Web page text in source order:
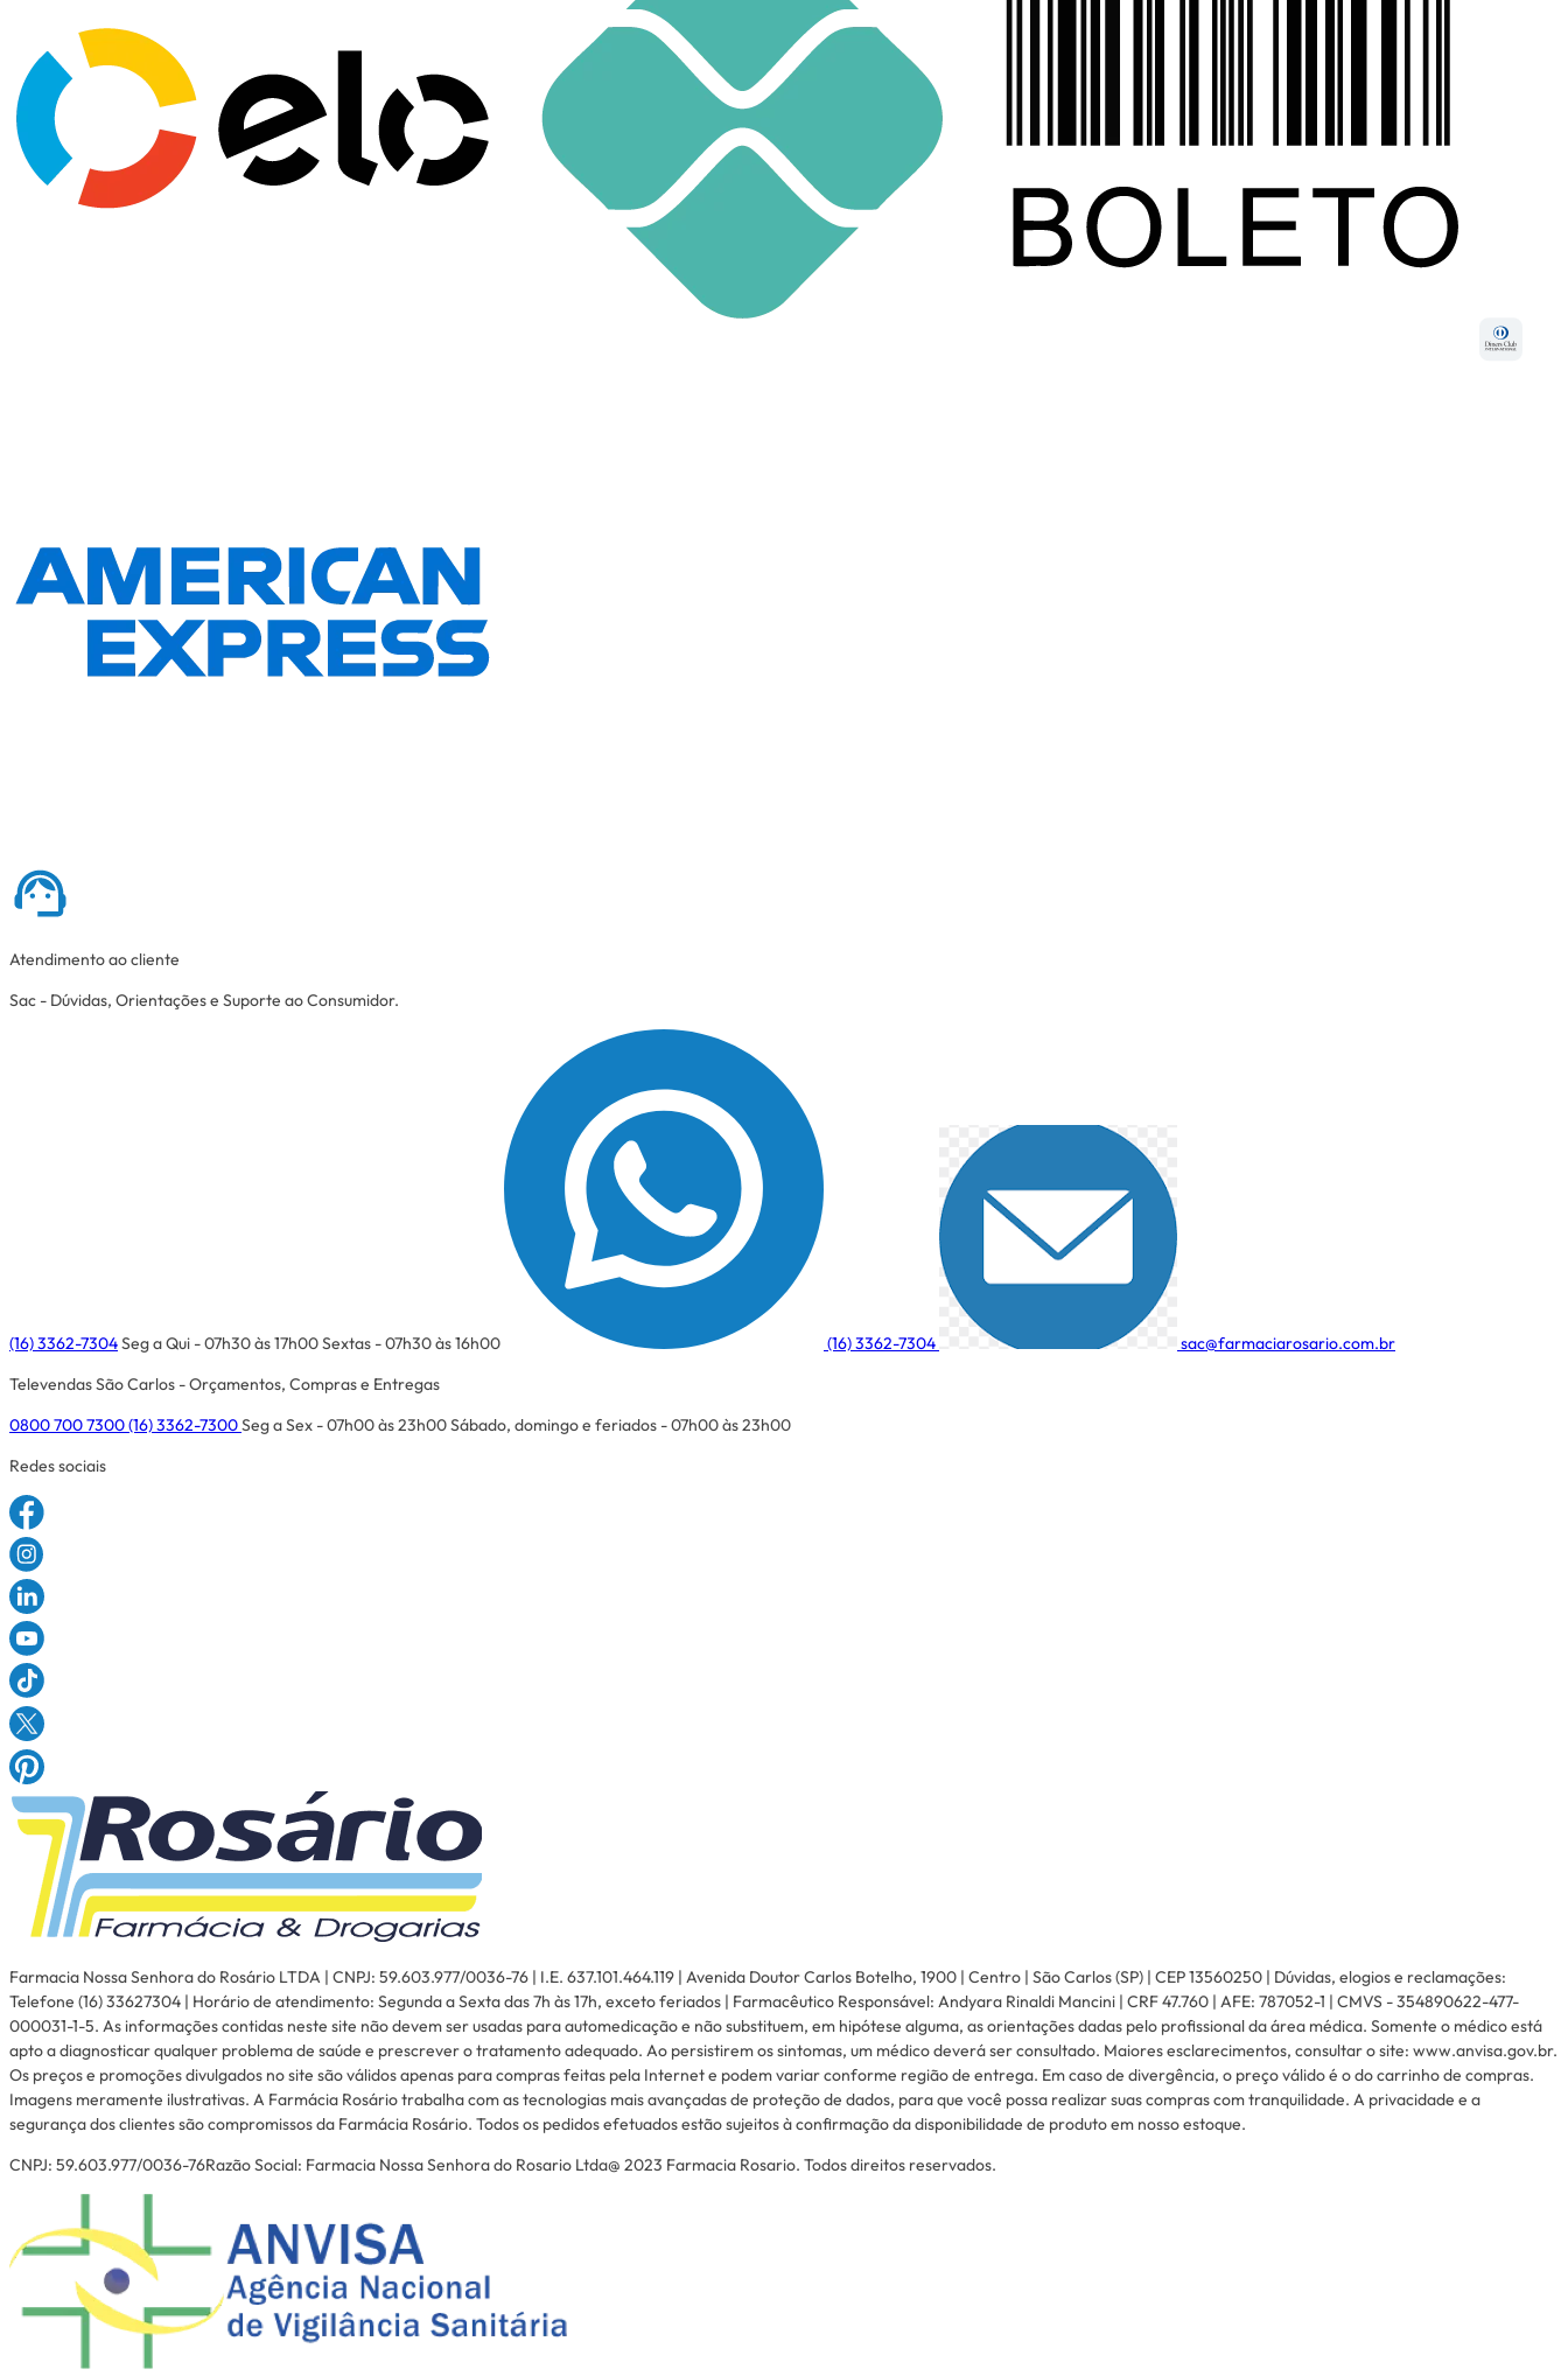
Atendimento ao cliente
Sac - Dúvidas, Orientações e Suporte ao Consumidor.
(16) 3362-7304Seg a Qui - 07h30 às 17h00Sextas - 07h30 às 16h00 (16) 3362-7304
sac@farmaciarosario.com.br
Televendas São Carlos - Orçamentos, Compras e Entregas
0800 700 7300(16) 3362-7300Seg a Sex - 07h00 às 23h00Sábado, domingo e feriados - 07h00 às 23h00
Redes sociais
Farmacia Nossa Senhora do Rosário LTDA | CNPJ: 59.603.977/0036-76 | I.E. 637.101.464.119 | Avenida Doutor Carlos Botelho, 1900 | Centro | São Carlos (SP) | CEP 13560250 | Dúvidas, elogios e reclamações:
Telefone (16) 33627304 | Horário de atendimento: Segunda a Sexta das 7h às 17h, exceto feriados | Farmacêutico Responsável: Andyara Rinaldi Mancini | CRF 47.760 | AFE: 787052-1 | CMVS - 354890622-477-
000031-1-5. As informações contidas neste site não devem ser usadas para automedicação e não substituem, em hipótese alguma, as orientações dadas pelo profissional da área médica. Somente o médico está
apto a diagnosticar qualquer problema de saúde e prescrever o tratamento adequado. Ao persistirem os sintomas, um médico deverá ser consultado. Maiores esclarecimentos, consultar o site: www.anvisa.gov.br.
Os preços e promoções divulgados no site são válidos apenas para compras feitas pela Internet e podem variar conforme região de entrega. Em caso de divergência, o preço válido é o do carrinho de compras.
Imagens meramente ilustrativas. A Farmácia Rosário trabalha com as tecnologias mais avançadas de proteção de dados, para que você possa realizar suas compras com tranquilidade. A privacidade e a
segurança dos clientes são compromissos da Farmácia Rosário. Todos os pedidos efetuados estão sujeitos à confirmação da disponibilidade de produto em nosso estoque.
CNPJ: 59.603.977/0036-76Razão Social: Farmacia Nossa Senhora do Rosario Ltda@ 2023 Farmacia Rosario. Todos direitos reservados.